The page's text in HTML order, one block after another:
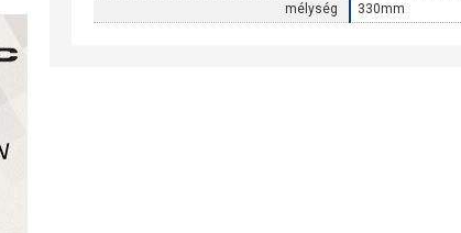
mélység
330mm